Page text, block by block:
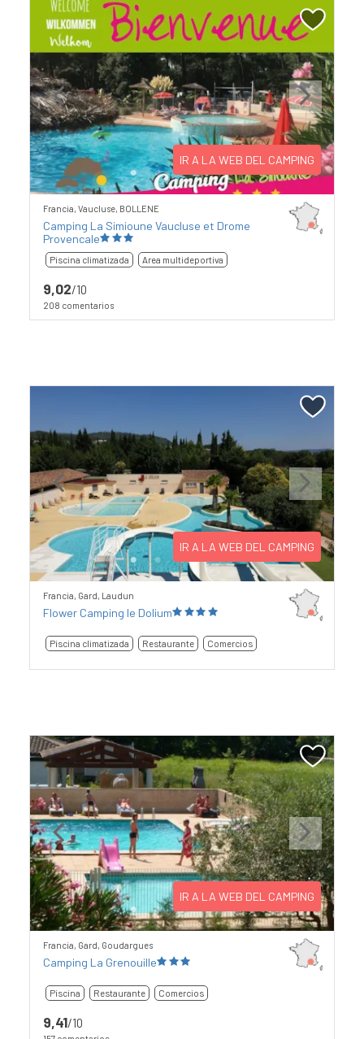
Previous Next
IR A LA WEB DEL CAMPING
Francia, Vaucluse, BOLLENE
Camping La Simioune Vaucluse et Drome
Provencale
Piscina climatizada Area multideportiva
9,02/10
208 comentarios
Previous Next
IR A LA WEB DEL CAMPING
Francia, Gard, Laudun
Flower Camping le Dolium
Piscina climatizada Restaurante Comercios
Previous Next
IR A LA WEB DEL CAMPING
Francia, Gard, Goudargues
Camping La Grenouille
Piscina Restaurante Comercios
9,41/10